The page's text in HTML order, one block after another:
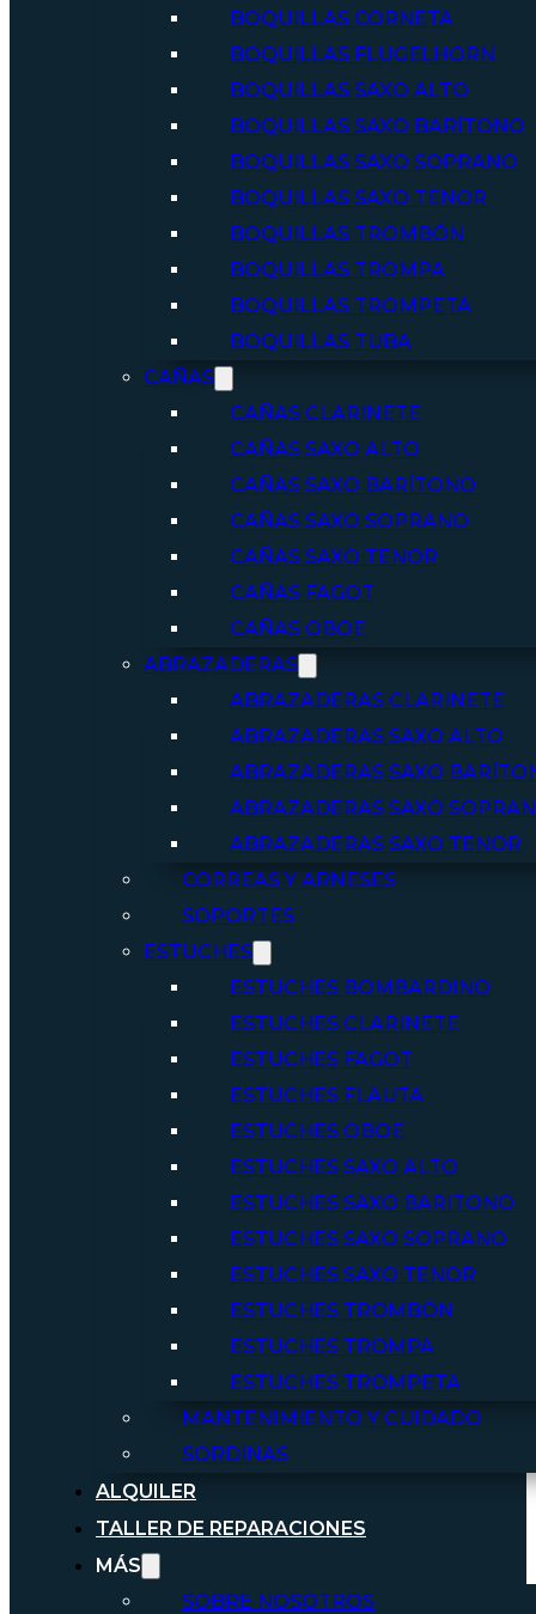
BOQUILLAS CORNETA
BOQUILLAS FLUGELHORN
BOQUILLAS SAXO ALTO
BOQUILLAS SAXO BARÍTONO
BOQUILLAS SAXO SOPRANO
BOQUILLAS SAXO TENOR
BOQUILLAS TROMBÓN
BOQUILLAS TROMPA
BOQUILLAS TROMPETA
BOQUILLAS TUBA
CAÑAS
CAÑAS CLARINETE
CAÑAS SAXO ALTO
CAÑAS SAXO BARÍTONO
CAÑAS SAXO SOPRANO
CAÑAS SAXO TENOR
CAÑAS FAGOT
CAÑAS OBOE
ABRAZADERAS
ABRAZADERAS CLARINETE
ABRAZADERAS SAXO ALTO
ABRAZADERAS SAXO
ABRAZADERAS SAXO
ABRAZADERAS SAXO TENOR
CORREAS Y ARNESES
SOPORTES
ESTUCHES
ESTUCHES BOMBARDINO
ESTUCHES CLARINETE
ESTUCHES FAGOT
ESTUCHES FLAUTA
ESTUCHES OBOE
ESTUCHES SAXO ALTO
ESTUCHES SAXO BARITONO
ESTUCHES SAXO SOPRANO
ESTUCHES SAXO TENOR
ESTUCHES TROMBÓN
ESTUCHES TROMPA
ESTUCHES TROMPETA
MANTENIMIENTO Y CUIDADO
SORDINAS
ALQUILER
TALLER DE REPARACIONES
MÁS
SOBRE NOSOTROS